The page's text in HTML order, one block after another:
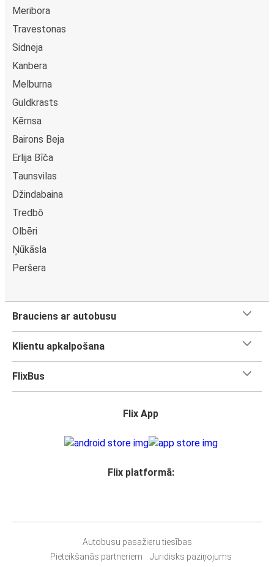
Meribora
Travestonas
Sidneja
Kanbera
Melburna
Guldkrasts
Kērnsa
Bairons Beja
Erlija Bīča
Taunsvilas
Džindabaina
Tredbō
Olbēri
Ņūkāsla
Peršera
Brauciens ar autobusu
Klientu apkalpošana
FlixBus
Flix App
Flix platformā:
Autobusu pasažieru tiesības
Pieteikšanās partneriem
Juridisks paziņojums